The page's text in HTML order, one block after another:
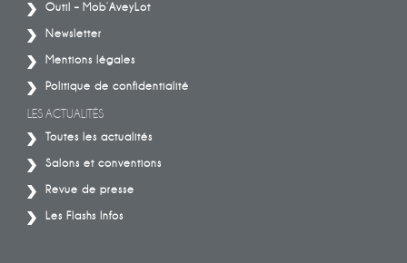
Outil – Mob’AveyLot
Newsletter
Mentions légales
Politique de confidentialité
LES ACTUALITÉS
Toutes les actualités
Salons et conventions
Revue de presse
Les Flashs Infos